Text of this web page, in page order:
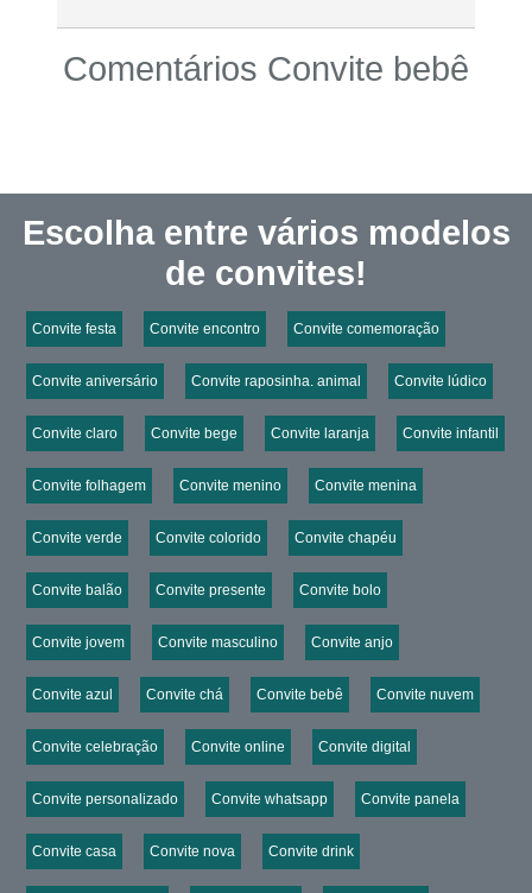
Comentários Convite bebê
Escolha entre vários modelos
de convites!
Convite festa Convite encontro Convite comemoração
Convite aniversário Convite raposinha. animal Convite lúdico
Convite claro Convite bege Convite laranja Convite infantil
Convite folhagem Convite menino Convite menina
Convite verde Convite colorido Convite chapéu
Convite balão Convite presente Convite bolo
Convite jovem Convite masculino Convite anjo
Convite azul Convite chá Convite bebê Convite nuvem
Convite celebração Convite online Convite digital
Convite personalizado Convite whatsapp Convite panela
Convite casa Convite nova Convite drink